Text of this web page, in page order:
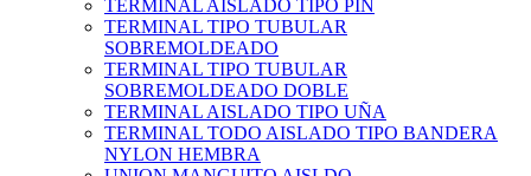
TERMINAL AISLADO TIPO PIN
TERMINAL TIPO TUBULAR
SOBREMOLDEADO
TERMINAL TIPO TUBULAR
SOBREMOLDEADO DOBLE
TERMINAL AISLADO TIPO UÑA
TERMINAL TODO AISLADO TIPO BANDERA
NYLON HEMBRA